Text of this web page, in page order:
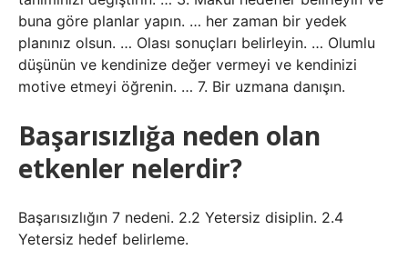
buna göre planlar yapın. … her zaman bir yedek
planınız olsun. … Olası sonuçları belirleyin. … Olumlu
düşünün ve kendinize değer vermeyi ve kendinizi
motive etmeyi öğrenin. … 7. Bir uzmana danışın.
Başarısızlığa neden olan
etkenler nelerdir?
Başarısızlığın 7 nedeni. 2.2 Yetersiz disiplin. 2.4
Yetersiz hedef belirleme.